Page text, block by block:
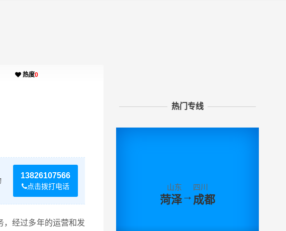
热度0
13826107566
点击拨打电话
，经过多年的运营和发
热门专线
山东
菏泽→
四川
成都